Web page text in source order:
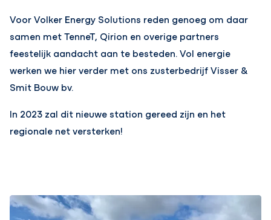
Voor Volker Energy Solutions reden genoeg om daar
samen met TenneT, Qirion en overige partners
feestelijk aandacht aan te besteden. Vol energie
werken we hier verder met ons zusterbedrijf Visser &
Smit Bouw bv.
In 2023 zal dit nieuwe station gereed zijn en het
regionale net versterken!